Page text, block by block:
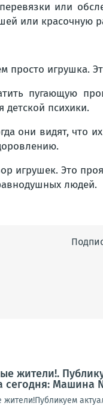
или
или красочную
просто игрушка.
пугающую
психики.
они видят, что
игрушек. Это
людей.
жители!.
сегодня: Машина